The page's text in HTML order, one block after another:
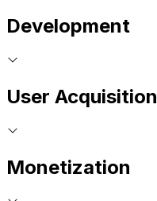
Development
User Acquisition
Monetization